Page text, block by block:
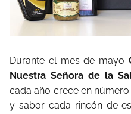
Durante el mes de mayo
Nuestra Señora de la
cada año crece en
y sabor cada rincón de